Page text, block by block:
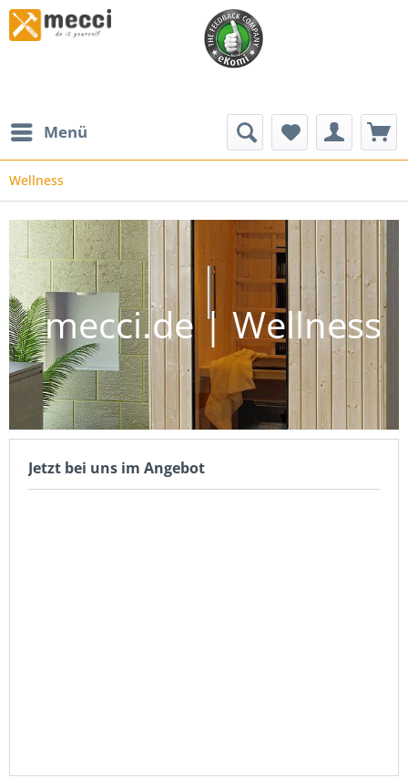
Menü
Wellness
mecci.de | Wellness
Jetzt bei uns im Angebot